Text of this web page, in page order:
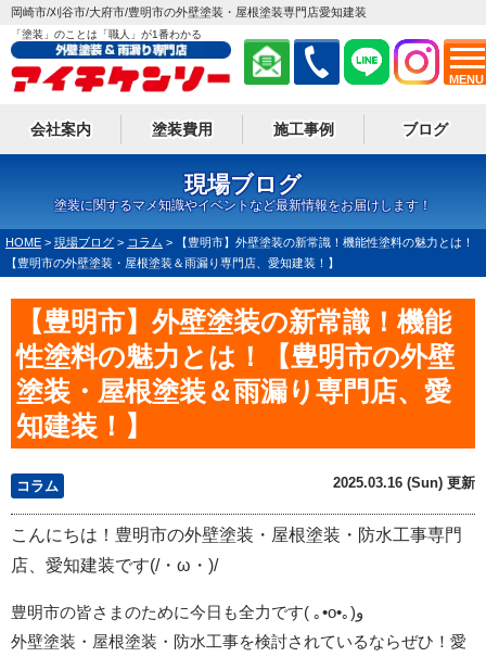
MENU
岡崎市/刈谷市/大府市/豊明市の外壁塗装・屋根塗装専門店愛知建装
「塗装」のことは「職人」が1番わかる
会社案内 塗装費用 施工事例 ブログ
現場ブログ
塗装に関するマメ知識やイベントなど最新情報をお届けします！
HOME > 現場ブログ > コラム >
【豊明市】外壁塗装の新常識！機能性塗料の魅力とは！
【豊明市の外壁塗装・屋根塗装＆雨漏り専門店、愛知建装！】
【豊明市】外壁塗装の新常識！機能
性塗料の魅力とは！【豊明市の外壁
塗装・屋根塗装＆雨漏り専門店、愛
知建装！】
コラム 2025.03.16 (Sun) 更新
こんにちは！豊明市の外壁塗装・屋根塗装・防水工事専門
店、愛知建装です(/・ω・)/
豊明市の皆さまのために今日も全力です( ｡•o•｡)و
外壁塗装・屋根塗装・防水工事を検討されているならぜひ！愛